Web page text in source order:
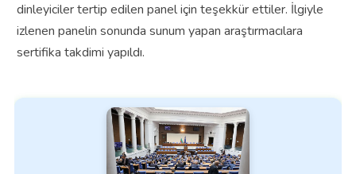
dinleyiciler tertip edilen panel için teşekkür ettiler. İlgiyle
izlenen panelin sonunda sunum yapan araştırmacılara
sertifika takdimi yapıldı.